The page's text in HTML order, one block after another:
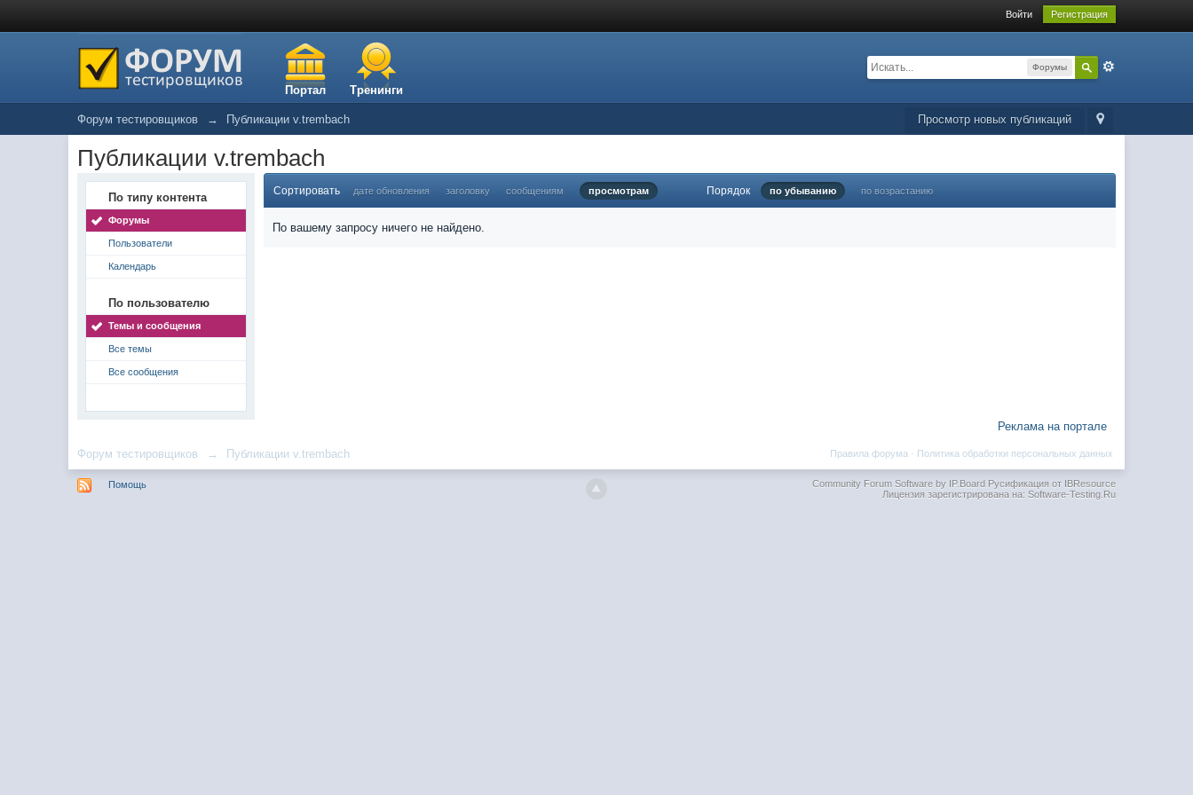
Войти Регистрация
Портал Тренинги
Форумы
Просмотр новых публикаций
Форум тестировщиков → Публикации v.trembach
Публикации v.trembach
По типу контента
Форумы
Пользователи
Календарь
По пользователю
Темы и сообщения
Все темы
Все сообщения
Сортировать дате обновления заголовку сообщениям просмотрам Порядок по убыванию по возрастанию
По вашему запросу ничего не найдено.
Реклама на портале
Форум тестировщиков → Публикации v.trembach Политика обработки персональных данных
Правила форума ·
Помощь Community Forum Software by IP.BoardРусификация от IBResource
Лицензия зарегистрирована на: Software-Testing.Ru